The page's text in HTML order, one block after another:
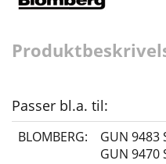
Passer bl.a. til:
BLOMBERG: GUN 9483
GUN 9470